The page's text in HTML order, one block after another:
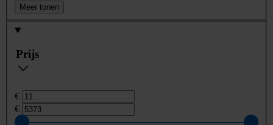
Meer tonen
Prijs
€
€